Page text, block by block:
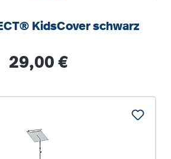
KidsCover schwarz
Regulärer Preis:
29,00 €